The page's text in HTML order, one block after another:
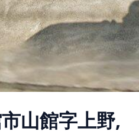
山館字上野,